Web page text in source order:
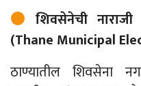
शिवसेनेची
(Thane Municipal
ठाण्यातील शिवसेना